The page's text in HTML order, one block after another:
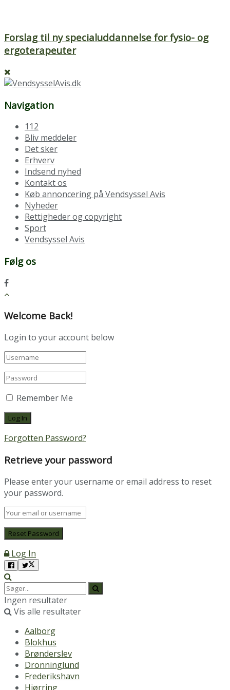
Forslag til ny specialuddannelse for fysio- og
ergoterapeuter
Navigation
112
Bliv meddeler
Det sker
Erhverv
Indsend nyhed
Kontakt os
Køb annoncering på Vendsyssel Avis
Nyheder
Rettigheder og copyright
Sport
Vendsyssel Avis
Følg os
Welcome Back!
Login to your account below
Remember Me
Forgotten Password?
Retrieve your password
Please enter your username or email address to reset
your password.
Log In
Ingen resultater
Vis alle resultater
Aalborg
Blokhus
Brønderslev
Dronninglund
Frederikshavn
Hjørring